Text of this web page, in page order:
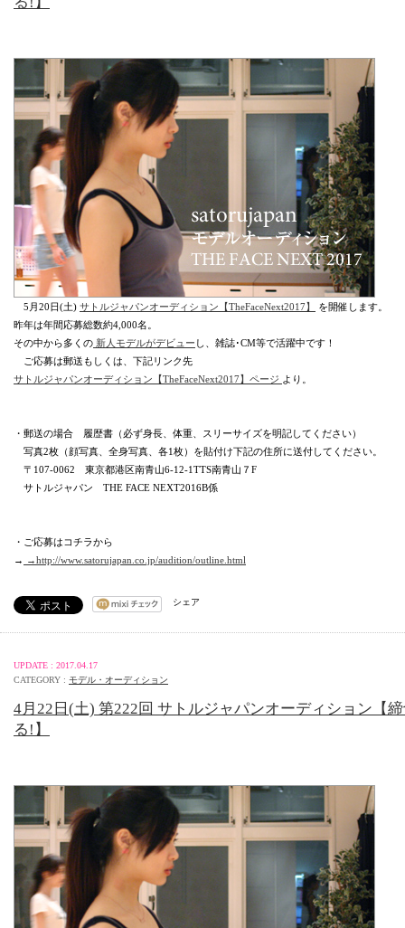
5月20日(土) サトルジャパンオーディション【TheFaceNext2017】
を開催します。
昨年は年間応募総数約4,000名。
その中から多くの 新人モデルがデビュー し、雑誌･CM等で活躍中です！
ご応募は郵送もしくは、下記リンク先
サトルジャパンオーディション【TheFaceNext2017】ページ より。
・郵送の場合 履歴書（必ず身長、体重、スリーサイズを明記してください）
写真2枚（顔写真、全身写真、各1枚）を貼付け下記の住所に送付してください。
〒107-0062 東京都港区南青山6-12-1TTS南青山７F
サトルジャパン THE FACE NEXT2016B係
・ご応募はコチラから
→ →http://www.satorujapan.co.jp/audition/outline.html
シェア
UPDATE : 2017.04.17
CATEGORY : モデル・オーディション
4月22日(土) 第222回 サトルジャパンオーディション【
る!】